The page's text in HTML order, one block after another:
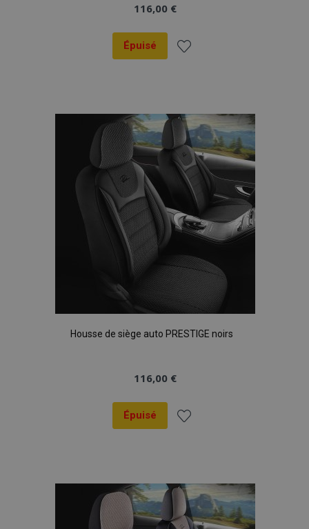
116,00 €
Épuisé
liste
d'achats
Housse de siège auto PRESTIGE noirs
116,00 €
Épuisé
liste
d'achats